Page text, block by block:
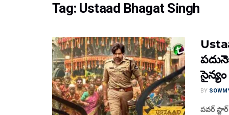
Tag: Ustaad Bhagat Singh
BY
పవర్